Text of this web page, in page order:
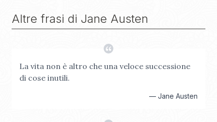
Altre frasi di Jane Austen
La vita non è altro che una veloce successione
di cose inutili.
— Jane Austen